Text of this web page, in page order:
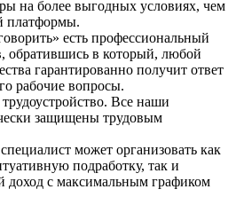
на более выгодных условиях, чем
платформы.
есть профессиональный
обратившись в который, любой
гарантированно получит ответ
рабочие вопросы.
Все наши
защищены трудовым
может организовать как
подработку, так и
доход с максимальным графиком